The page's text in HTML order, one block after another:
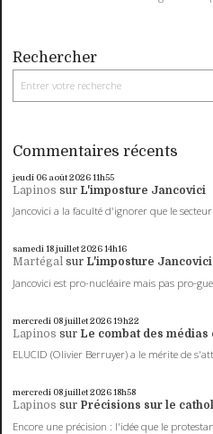
Rechercher
Commentaires récents
jeudi 06 août 202611h55
Lapinos sur L'imposture Jancovici
Jancovici a la faculté d'ignorer que le secteur
samedi 18juillet 202614h16
Martégal sur L'imposture Jancovici
Jancovici est pro-nucléaire mais pas pro-
mercredi 08juillet 202619h22
Lapinos sur Le combat des médias
ELUCID (Olivier Berruyer) a le mérite de
mercredi 08juillet 202618h58
Lapinos sur Précisions sur le
Encore une précision : l'idée que le